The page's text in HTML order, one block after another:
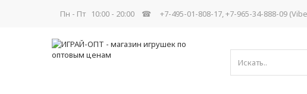
Пн - Пт 10:00 - 20:00 ☎ +7-495-01-808-17, +7-965-34-888-09